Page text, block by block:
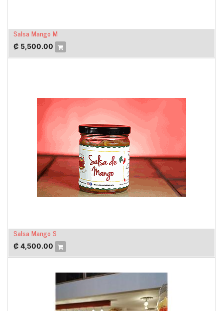
Salsa Mango M
₡ 5,500.00
Salsa Mango S
₡ 4,500.00